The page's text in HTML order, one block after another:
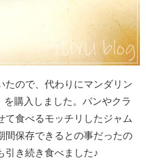
ので、 代わりにマンダリン
購入しました。 パンやクラ
て食べるモッチリしたジャム
間保存できるとの事だったの
引き続き食べました♪